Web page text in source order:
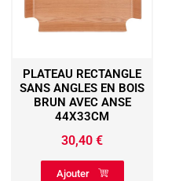
PLATEAU RECTANGLE
SANS ANGLES EN BOIS
BRUN AVEC ANSE
44X33CM
30,40€
Ajouter